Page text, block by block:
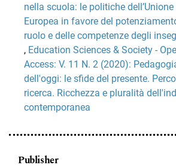
nella scuola: le politiche dell’Unione
Europea in favore del
ruolo e delle competenze degli
, Education Sciences & Society -
Access: V. 11 N. 2 (2020):
dell'oggi: le sfide del presente.
ricerca. Ricchezza e pluralità
contemporanea
Publisher